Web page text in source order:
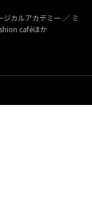
カルアカデミー ／ ミ
caféほか